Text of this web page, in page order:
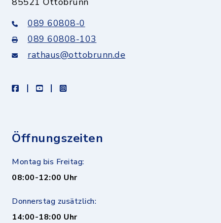
089 60808-0
089 60808-103
rathaus@ottobrunn.de
facebookyoutubeinstagram
Öffnungszeiten
Montag bis Freitag:
08:00-12:00 Uhr
Donnerstag zusätzlich:
14:00-18:00 Uhr